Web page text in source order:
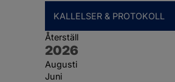
KALLELSER & PROTOKOLL
Återställ
År:
2026
Augusti
Juni